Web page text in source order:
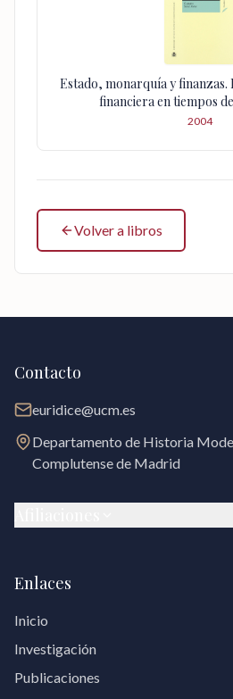
Estado, monarquía y finanzas.
financiera en tiempos
2004
Volver a libros
Contacto
euridice@ucm.es
Departamento de Historia
Complutense de Madrid
Enlaces
Inicio
Investigación
Publicaciones